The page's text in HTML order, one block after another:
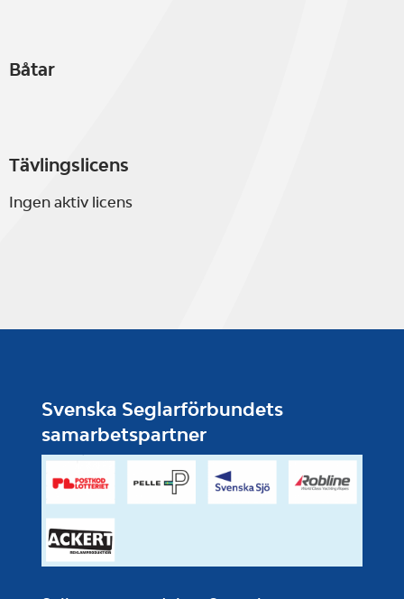
Båtar
Tävlingslicens
Ingen aktiv licens
Svenska Seglarförbundets
samarbetspartner